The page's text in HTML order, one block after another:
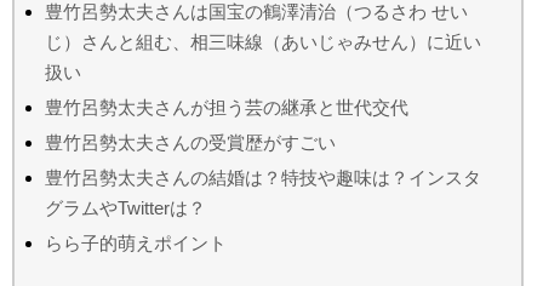
豊竹呂勢太夫さんは国宝の鶴澤清治（つるさわ せい
じ）さんと組む、相三味線（あいじゃみせん）に近い
扱い
豊竹呂勢太夫さんが担う芸の継承と世代交代
豊竹呂勢太夫さんの受賞歴がすごい
豊竹呂勢太夫さんの結婚は？特技や趣味は？インスタ
グラムやTwitterは？
らら子的萌えポイント